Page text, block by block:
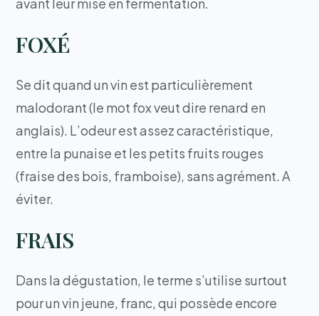
FOXÉ
Se dit quand un vin est particulièrement
malodorant (le mot fox veut dire renard en
anglais). L’odeur est assez caractéristique,
entre la punaise et les petits fruits rouges
(fraise des bois, framboise), sans agrément. A
éviter.
FRAIS
Dans la dégustation, le terme s’utilise surtout
pour un vin jeune, franc, qui possède encore